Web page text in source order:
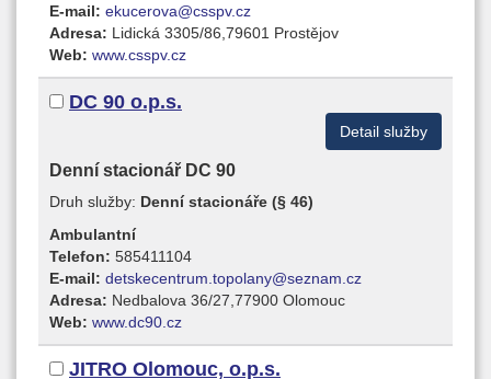
E-mail: ekucerova@csspv.cz
Adresa: Lidická 3305/86,79601 Prostějov
Web: www.csspv.cz
DC 90 o.p.s.
Detail služby
Denní stacionář DC 90
Druh služby: Denní stacionáře (§ 46)
Ambulantní
Telefon: 585411104
E-mail: detskecentrum.topolany@seznam.cz
Adresa: Nedbalova 36/27,77900 Olomouc
Web: www.dc90.cz
JITRO Olomouc, o.p.s.